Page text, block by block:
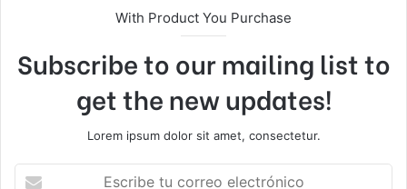
With Product You Purchase
Subscribe to our mailing list to
get the new updates!
Lorem ipsum dolor sit amet, consectetur.